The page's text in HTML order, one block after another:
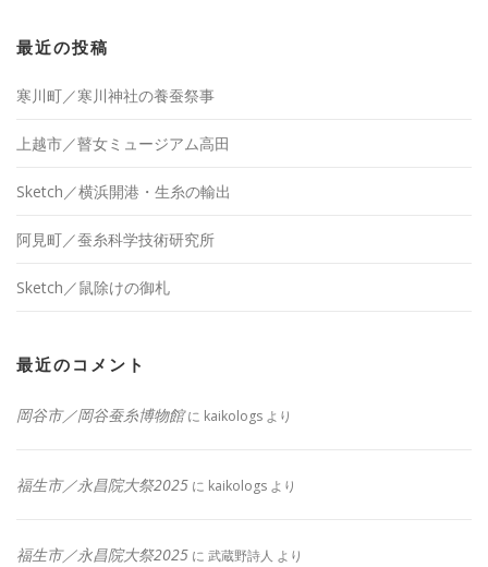
最近の投稿
寒川町／寒川神社の養蚕祭事
上越市／瞽女ミュージアム高田
Sketch／横浜開港・生糸の輸出
阿見町／蚕糸科学技術研究所
Sketch／鼠除けの御札
最近のコメント
岡谷市／岡谷蚕糸博物館に kaikologs より
福生市／永昌院大祭2025 に kaikologs より
福生市／永昌院大祭2025 に 武蔵野詩人 より